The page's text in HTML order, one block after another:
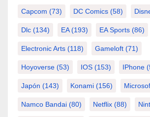
Capcom (73) DC Comics (58)
Dlc (134) EA(193) EA Sports (86)
Electronic Arts (118) Gameloft (71)
Hoyoverse (53) IOS (153) IPhone
Japón (143) Konami (156)
Namco Bandai (80) Netflix (88)